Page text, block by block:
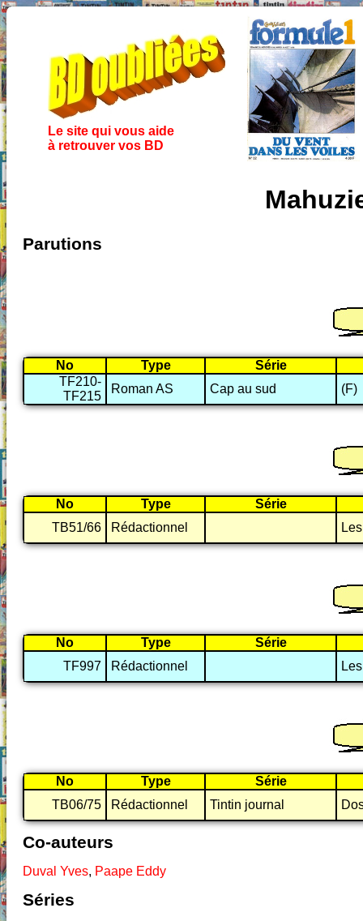
Le site qui vous aide
à retrouver vos BD
Parutions
No Type
Série
TF210-
TF215
Roman AS Cap au sud (F)
No Type
Série
TB51/66
Rédactionnel
No Type
Série
TF997
Rédactionnel
No Type
Série
TB06/75
Rédactionnel Tintin journal
Co-auteurs
Duval Yves, Paape Eddy
Séries